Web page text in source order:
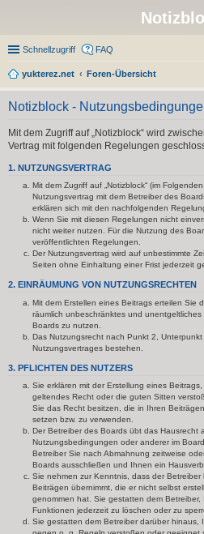
Schnellzugriff FAQ
yukterez.net
Foren-Übersicht
Notizblock -
Mit dem Zugriff auf „Notizblock“ wird
Vertrag mit folgenden Regelungen
1. NUTZUNGSVERTRAG
Mit dem Zugriff auf „Notizblock“ (im
Nutzungsvertrag mit dem Betreiber des
erklären sich mit den nachfolgenden
Wenn Sie mit diesen Regelungen nicht
nicht weiter nutzen. Für die Nutzung des
veröffentlichten Regelungen.
Der Nutzungsvertrag wird auf unbestimmte
Seiten ohne Einhaltung einer Frist jederzeit
2. EINRÄUMUNG VON NUTZUNGSRECHTEN
Mit dem Erstellen eines Beitrags erteilen Sie
räumlich unbeschränktes und
Boards zu nutzen.
Das Nutzungsrecht nach Punkt 2,
Nutzungsvertrages bestehen.
3. PFLICHTEN DES NUTZERS
Sie erklären mit der Erstellung eines
geltendes Recht oder die guten Sitten
Sie das Recht besitzen, die in Ihren
setzen bzw. zu verwenden.
Der Betreiber des Boards übt das Hausrecht
Nutzungsbedingungen oder anderer im
Betreiber Sie nach Abmahnung zeitweise
Boards ausschließen und Ihnen ein
Sie nehmen zur Kenntnis, dass der
Beiträgen übernimmt, die er nicht selbst
genommen hat. Sie gestatten dem
Funktionen jederzeit zu löschen oder zu
Sie gestatten dem Betreiber darüber hinaus,